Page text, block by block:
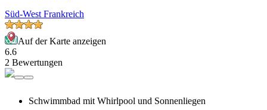
Süd-West Frankreich
Auf der Karte anzeigen
6.6
2 Bewertungen
Schwimmbad mit Whirlpool und Sonnenliegen